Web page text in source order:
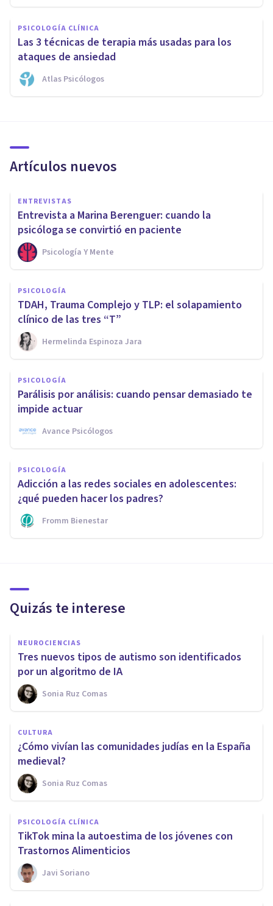
PSICOLOGÍA CLÍNICA
Las 3 técnicas de terapia más usadas para los
ataques de ansiedad
Atlas Psicólogos
Artículos nuevos
ENTREVISTAS
Entrevista a Marina Berenguer: cuando la
psicóloga se convirtió en paciente
Psicología Y Mente
PSICOLOGÍA
TDAH, Trauma Complejo y TLP: el solapamiento
clínico de las tres “T”
Hermelinda Espinoza Jara
PSICOLOGÍA
Parálisis por análisis: cuando pensar demasiado te
impide actuar
Avance Psicólogos
PSICOLOGÍA
Adicción a las redes sociales en adolescentes:
¿qué pueden hacer los padres?
Fromm Bienestar
Quizás te interese
NEUROCIENCIAS
Tres nuevos tipos de autismo son identificados
por un algoritmo de IA
Sonia Ruz Comas
CULTURA
¿Cómo vivían las comunidades judías en la España
medieval?
Sonia Ruz Comas
PSICOLOGÍA CLÍNICA
TikTok mina la autoestima de los jóvenes con
Trastornos Alimenticios
Javi Soriano